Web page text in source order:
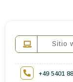
Sitio
+49 5401